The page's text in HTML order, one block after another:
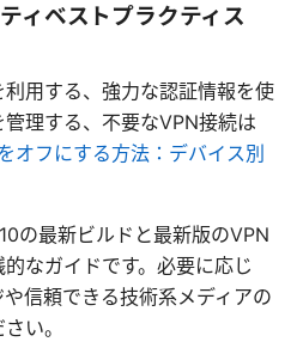
ィベストプラクティス
用する、強力な認証情報を使
理する、不要なVPN接続は
オフにする方法：デバイス別
の最新ビルドと最新版のVPN
なガイドです。必要に応じ
信頼できる技術系メディアの
い。